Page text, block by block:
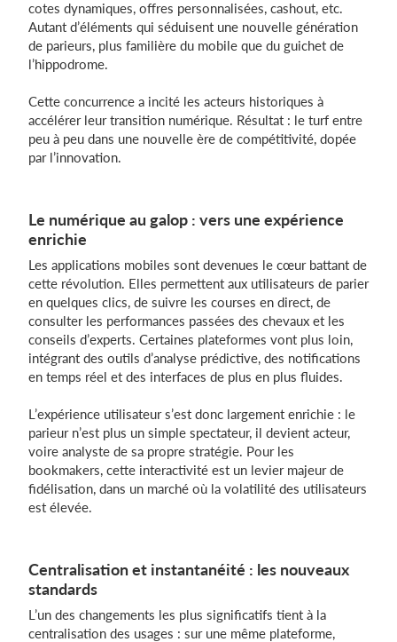
cotes dynamiques, offres personnalisées, cashout, etc.
Autant d’éléments qui séduisent une nouvelle génération
de parieurs, plus familière du mobile que du guichet de
l’hippodrome.
Cette concurrence a incité les acteurs historiques à
accélérer leur transition numérique. Résultat : le turf entre
peu à peu dans une nouvelle ère de compétitivité, dopée
par l’innovation.
Le numérique au galop : vers une expérience
enrichie
Les applications mobiles sont devenues le cœur battant de
cette révolution. Elles permettent aux utilisateurs de parier
en quelques clics, de suivre les courses en direct, de
consulter les performances passées des chevaux et les
conseils d’experts. Certaines plateformes vont plus loin,
intégrant des outils d’analyse prédictive, des notifications
en temps réel et des interfaces de plus en plus fluides.
L’expérience utilisateur s’est donc largement enrichie : le
parieur n’est plus un simple spectateur, il devient acteur,
voire analyste de sa propre stratégie. Pour les
bookmakers, cette interactivité est un levier majeur de
fidélisation, dans un marché où la volatilité des utilisateurs
est élevée.
Centralisation et instantanéité : les nouveaux
standards
L’un des changements les plus significatifs tient à la
centralisation des usages : sur une même plateforme,